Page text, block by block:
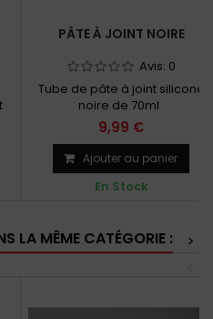
PÂTE À JOINT NOIRE
Avis: 0
Tube de pâte à joint silicone
noire de 70ml
9,99 €
Ajouter au panier
En Stock
LA MÊME CATÉGORIE :
>